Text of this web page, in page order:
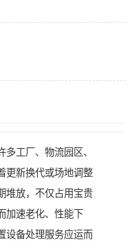
工厂、物流园区、
更新换代或场地调整
堆放，不仅占用宝贵
加速老化、性能下
设备处理服务应运而